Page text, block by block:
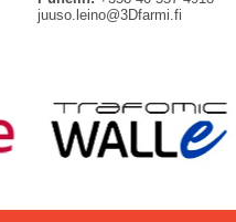
juuso.leino@3Dfarmi.fi